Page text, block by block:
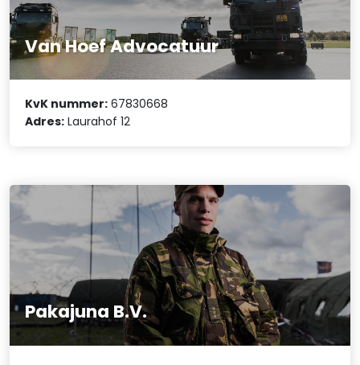
Van Hoef Advocatuur
KvK nummer: 67830668
Adres: Laurahof 12
Pakajuna B.V.